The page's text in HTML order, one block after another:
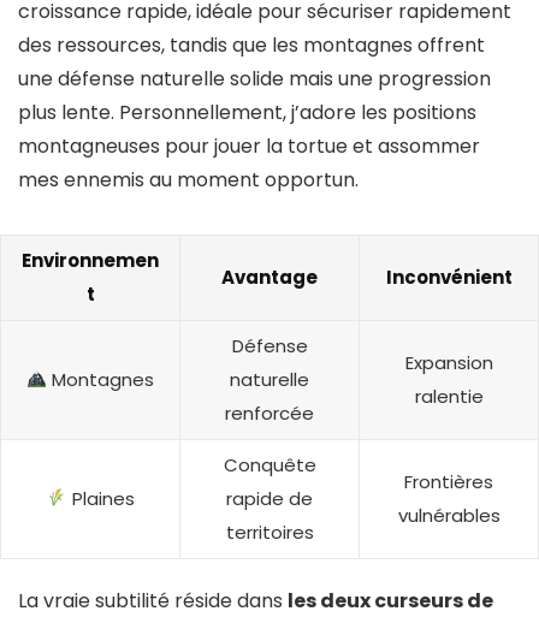
croissance rapide, idéale pour sécuriser rapidement
des ressources, tandis que les montagnes offrent
une défense naturelle solide mais une progression
plus lente. Personnellement, j’adore les positions
montagneuses pour jouer la tortue et assommer
mes ennemis au moment opportun.
Environnemen
t
Avantage Inconvénient
Montagnes
Défense
naturelle
renforcée
Expansion
ralentie
Plaines
Conquête
rapide de
territoires
Frontières
vulnérables
La vraie subtilité réside dans les deux curseurs de